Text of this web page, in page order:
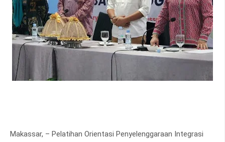
Makassar, – Pelatihan Orientasi Penyelenggaraan Integrasi